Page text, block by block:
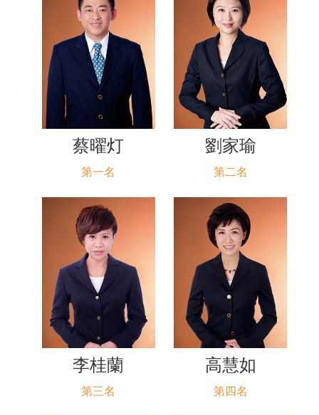
蔡曜灯
第一名
劉家瑜
第二名
李桂蘭
第三名
高慧如
第四名